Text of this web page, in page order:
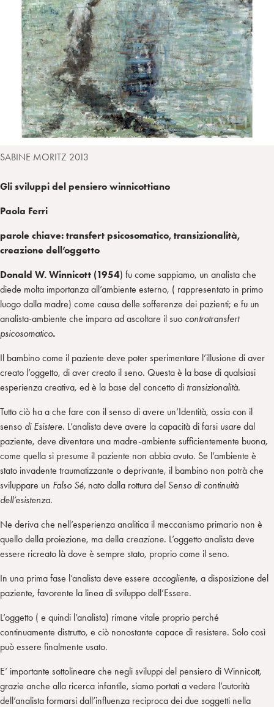
i
n
t
e
r
a
m
SABINE MORITZ 2013
Gli sviluppi del pensiero winnicottiano
Paola Ferri
parole chiave: transfert psicosomatico, transizionalità,
creazione dell’oggetto
Donald W. Winnicott (1954) fu come sappiamo, un analista che
diede molta importanza all’ambiente esterno, ( rappresentato in primo
luogo dalla madre) come causa delle sofferenze dei pazienti; e fu un
analista-ambiente che impara ad ascoltare il suo controtransfert
psicosomatico.
Il bambino come il paziente deve poter sperimentare l’illusione di aver
creato l’oggetto, di aver creato il seno. Questa è la base di qualsiasi
esperienza creativa, ed è la base del concetto di transizionalità.
Tutto ciò ha a che fare con il senso di avere un’Identità, ossia con il
senso di Esistere. L’analista deve avere la capacità di farsi usare dal
paziente, deve diventare una madre-ambiente sufficientemente buona,
come quella si presume il paziente non abbia avuto. Se l’ambiente è
stato invadente traumatizzante o deprivante, il bambino non potrà che
sviluppare un Falso Sé, nato dalla rottura del Senso di continuità
dell’esistenza.
Ne deriva che nell’esperienza analitica il meccanismo primario non è
quello della proiezione, ma della creazione. L’oggetto analista deve
essere ricreato là dove è sempre stato, proprio come il seno.
In una prima fase l’analista deve essere accogliente, a disposizione del
paziente, favorente la linea di sviluppo dell’Essere.
L’oggetto ( e quindi l’analista) rimane vitale proprio perché
continuamente distrutto, e ciò nonostante capace di resistere. Solo così
può essere finalmente usato.
E’ importante sottolineare che negli sviluppi del pensiero di Winnicott,
grazie anche alla ricerca infantile, siamo portati a vedere l’autorità
dell’analista formarsi dall’influenza reciproca dei due soggetti nella